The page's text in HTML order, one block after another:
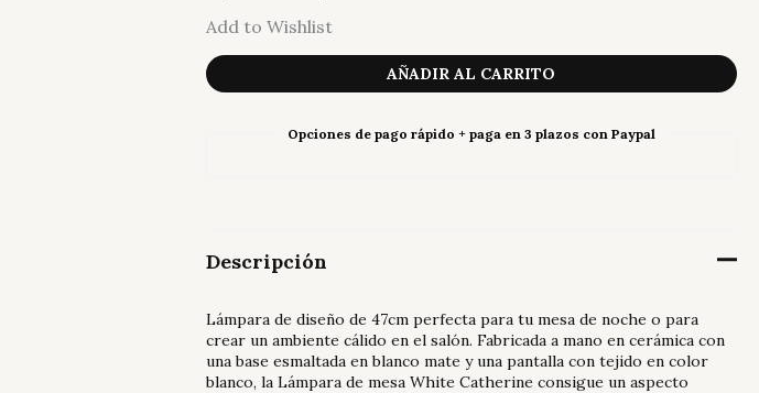
Add to Wishlist
White
Catherine
AÑADIR AL CARRITO
Opciones de pago rápido + paga en 3 plazos con Paypal
Descripción
Lámpara de diseño de 47cm perfecta para tu mesa de noche o para
crear un ambiente cálido en el salón. Fabricada a mano en cerámica con
una base esmaltada en blanco mate y una pantalla con tejido en color
blanco, la Lámpara de mesa White Catherine consigue un aspecto